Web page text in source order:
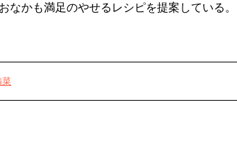
かも満足のやせるレシピを提案している。
菜